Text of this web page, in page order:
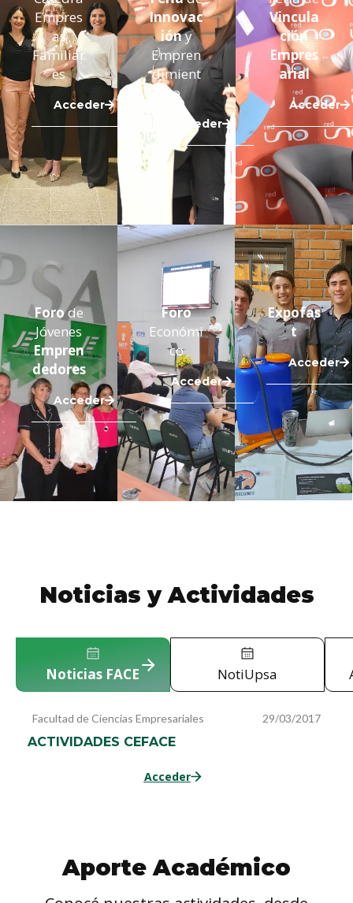
Empres
as
Familiar
es
Acceder
Innovac
ióny
Empren
dimient
o
Acceder
Vincula
ción
Empres
arial
Acceder
Forode
Jóvenes
Empren
dedores
Acceder
Foro
Económi
co
Acceder
Expofas
t
Acceder
Noticias y Actividades
Noticias FACE NotiUpsa
Facultad de Ciencias Empresariales 29/03/2017
ACTIVIDADES CEFACE
Acceder
Aporte Académico